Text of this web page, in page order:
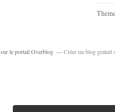
sur le portail Overblog Créer un blog gratuit